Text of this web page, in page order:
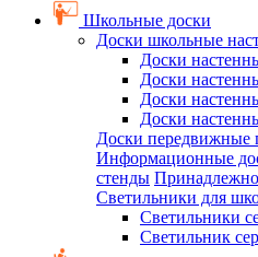
Школьные доски
Доски школьные
Доски
Доски
Доски
Доски
Доски передвижные
Информационные
стенды
Светильники для
Светильники
Светильник